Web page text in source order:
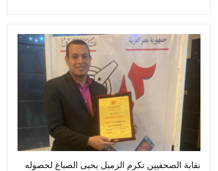
نقابة الصحفيين تكرم الزميل يحيى الصباغ لحصوله